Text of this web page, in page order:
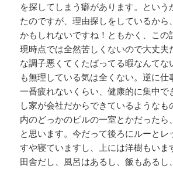
を探してしまう癖があります。という
たのですが、理由探しをしているから
かもしれないですね！ともかく、この
現時点では全然苦しくないので大丈夫
な調子悪くてくたばってる暇なんてな
も無理している気は全くない。逆に仕
一番疲れないくらい、健康的に集中で
し家が会社だからできているようなも
内のどっかのビルの一室とかだったら
と思います。今だって後ろにルーとレ
すや寝ていますし、上には洋樹もいま
田舎だし、風呂はあるし、飯もあるし